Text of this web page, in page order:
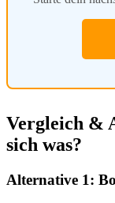
Vergleich &
sich was?
Alternative 1: